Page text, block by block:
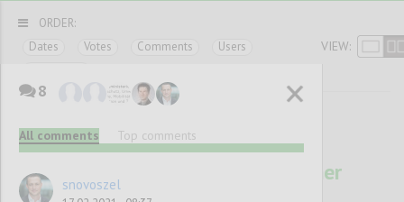
ORDER:
Dates
Votes Comments
Users
VIEW:
12
ViBro - App als dynamischer
Distanzmelder
8
All comments Top comments
snovoszel